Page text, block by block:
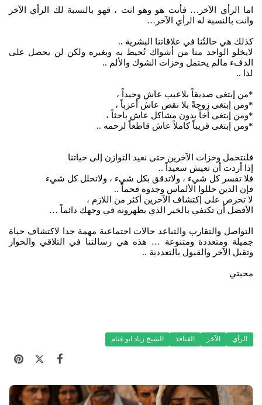
اما الرأي الآخر… فأنت هو وهو انت ، فهو بالنسبة لك الرأي الآخر
وانت بالنسبة له الرأي الآخر…
كذلك هي حالتُنا في علاقاتنا البشرية ..
لايخلو الواحد منا من أشواك تُحيط به وبغيره ولكن لن يحصل على
الدفء مالم يحتمل وخزات الشوك والألم ..
لذا ..
*من إبتغى صديقاً بلاعيب عاش وحيداً ،
*ومن إبتغى زوجةً بلا نقص عاش أعزباً ،
*ومن إبتغى أخاً بدون مشاكل عاش باحثاً ،
*ومن إبتغى قريباً كاملاً عاش قاطعاً لرحمه ..
فلنتحمل وخزات الآخرين حتى نعيد التوازن إلى حياتنا
إذا أردت أن تعيش سعيداً ..
فلا تفسر كل شيء ، ولاتدقق بكل شيء ، ولاتحلل كل شيء
فإن الذين حللوا الألماس وجدوه فحماً ..
لا تحرص على إكتشاف الآخرين أكثر من اللازم ،
الأفضل أن تكتفي بالخير الذي يظهرونه في وجهك دائماً …
التواصل والتقارب والتباعد حالات اجتماعية مهمة جدا لاكتشاف حياة
جميلة ومتعددة ومتنوعة … هذه هي رسالتنا في التلاقي والحوار
وتقبل الآخر والقبول بالتعددية ..
محبتي
الرأي الآخر القنافذ الشيخ زياد ابو غنام